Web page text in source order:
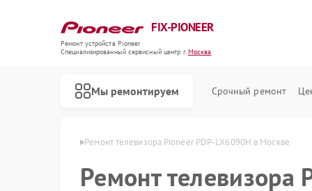
FIX-PIONEER
Ремонт устройств Pioneer
Специализированный cервисный центр г.Москва
Мы ремонтируем Срочный ремонт
Pioneer в Москве Ремонт телевизора Pioneer PDP-LX6090H в Москве
Ремонт телевизора